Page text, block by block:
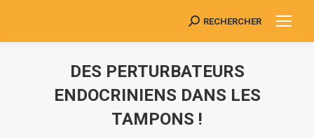
Search:
RECHERCHER
DES PERTURBATEURS
ENDOCRINIENS DANS LES
TAMPONS !